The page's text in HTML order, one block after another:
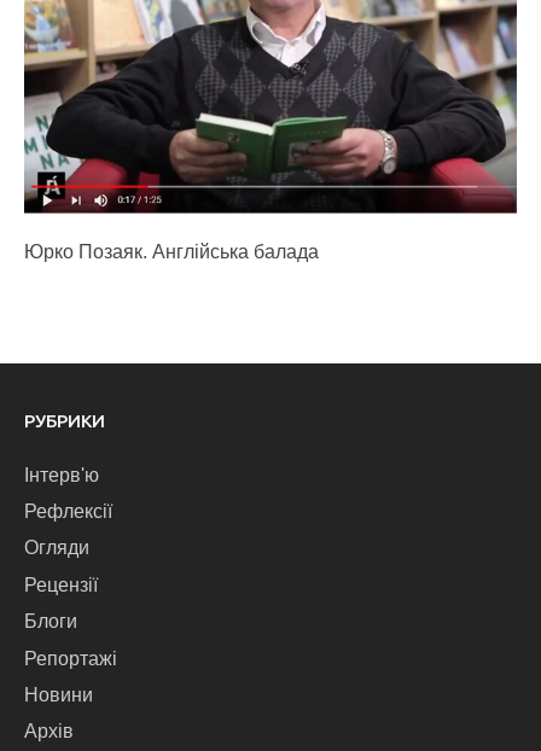
Юрко Позаяк. Англійська балада
РУБРИКИ
Інтерв'ю
Рефлексії
Огляди
Рецензії
Блоги
Репортажі
Новини
Архів